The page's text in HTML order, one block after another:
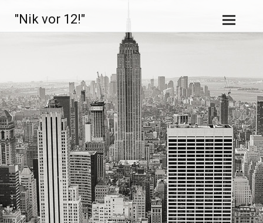
Inhalt
springen
"Nik vor 12!"